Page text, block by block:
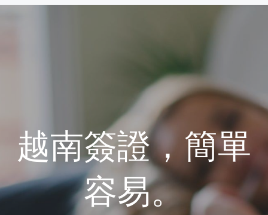
越南簽證，簡單
容易。